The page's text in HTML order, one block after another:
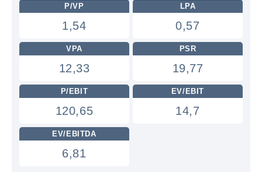
P/VP
1,54
LPA
0,57
VPA
12,33
PSR
19,77
P/EBIT
120,65
EV/EBIT
14,7
EV/EBITDA
6,81